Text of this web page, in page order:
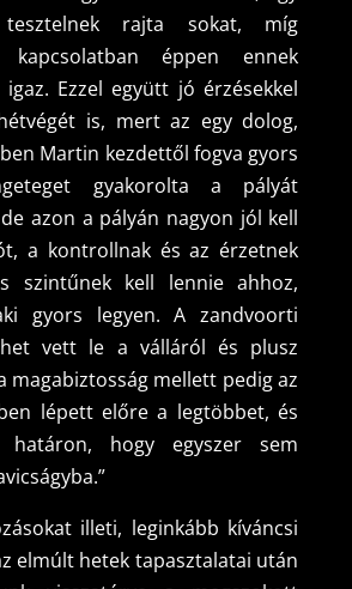
rajta sokat, míg
kapcsolatban éppen ennek
igaz. Ezzel együtt jó érzésekkel
is, mert az egy dolog,
Martin kezdettől fogva gyors
gyakorolta a pályát
azon a pályán nagyon jól kell
a kontrollnak és az érzetnek
szintűnek kell lennie ahhoz,
gyors legyen. A zandvoorti
vett le a válláról és plusz
magabiztosság mellett pedig az
lépett előre a legtöbbet, és
hogy egyszer sem
illeti, leginkább kíváncsi
elmúlt hetek tapasztalatai után